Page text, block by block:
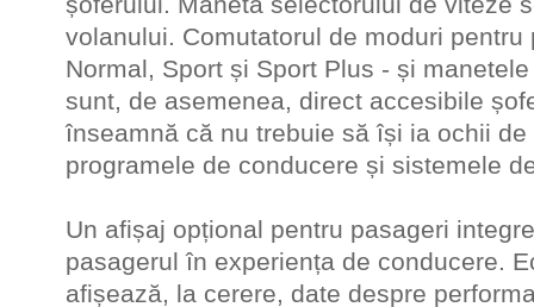
volanului. Comutatorul de moduri
Normal, Sport și Sport Plus - și
sunt, de asemenea, direct accesibile
înseamnă că nu trebuie să își ia ochii
programele de conducere și sistemele
Un afișaj opțional pentru pasageri
pasagerul în experiența de conducere.
afișează, la cerere, date despre